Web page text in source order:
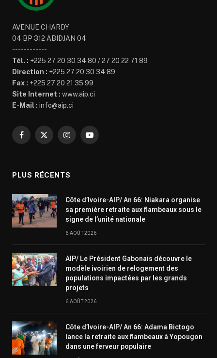
AVENUE CHARDY
04 BP 312 ABIDJAN 04
------------
Tél. : +225 27 20 30 34 80 / 27 20 22 71 89
Direction : +225 27 20 30 34 89
Fax : +225 27 20 21 35 99
Site Internet : www.aip.ci
E-Mail : info@aip.ci
Facebook
X
InstagramYouTube
PLUS RÉCENTS
Côte d’Ivoire-AIP/ An 66: Niakara organise
sa première retraite aux flambeaux sous le
signe de l’unité nationale
6 AOÛT 2026
AIP/ Le Président Gabonais découvre le
modèle ivoirien de relogement des
populations impactées par les grands
projets
6 AOÛT 2026
Côte d’Ivoire-AIP/ An 66: Adama Bictogo
lance la retraite aux flambeaux à Yopougon
dans une ferveur populaire